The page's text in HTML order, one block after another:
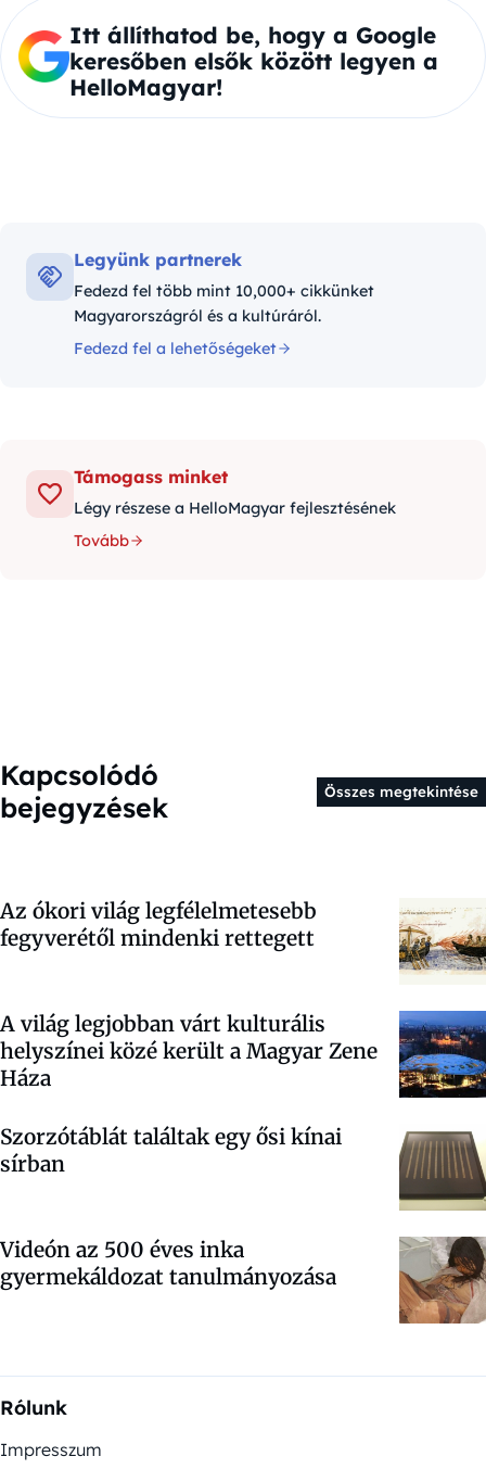
Itt állíthatod be, hogy a Google
keresőben elsők között legyen a
HelloMagyar!
Legyünk partnerek
Fedezd fel több mint 10,000+ cikkünket
Magyarországról és a kultúráról.
Fedezd fel a lehetőségeket
Támogass minket
Légy részese a HelloMagyar fejlesztésének
Tovább
Kapcsolódó
bejegyzések
Összes megtekintése
Az ókori világ legfélelmetesebb
fegyverétől mindenki rettegett
A világ legjobban várt kulturális
helyszínei közé került a Magyar Zene
Háza
Szorzótáblát találtak egy ősi kínai
sírban
Videón az 500 éves inka
gyermekáldozat tanulmányozása
Rólunk
Impresszum